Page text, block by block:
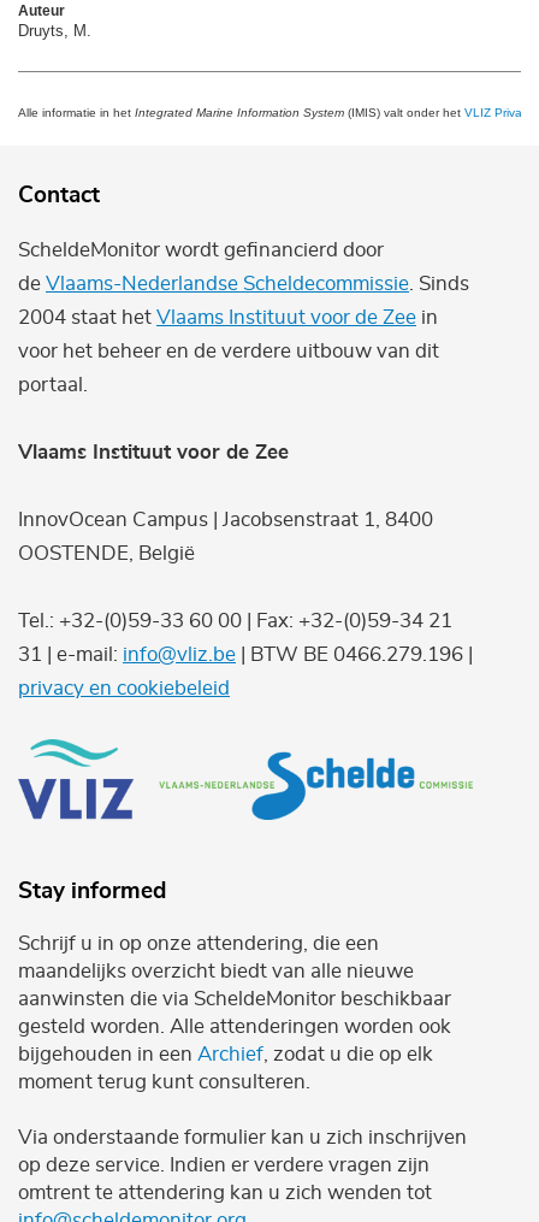
Auteur
Druyts, M.
Alle informatie in het Integrated Marine Information System (IMIS) valt onder het VLIZ Privacy
Contact
ScheldeMonitor wordt gefinancierd door
de Vlaams-Nederlandse Scheldecommissie . Sinds
2004 staat het Vlaams Instituut voor de Zee in
voor het beheer en de verdere uitbouw van dit
portaal.
Vlaams Instituut voor de Zee
InnovOcean Campus | Jacobsenstraat 1, 8400
OOSTENDE, België
Tel.: +32-(0)59-33 60 00 | Fax: +32-(0)59-34 21
31 | e-mail: info@vliz.be | BTW BE 0466.279.196 |
privacy en cookiebeleid
Stay informed
Schrijf u in op onze attendering, die een
maandelijks overzicht biedt van alle nieuwe
aanwinsten die via ScheldeMonitor beschikbaar
gesteld worden. Alle attenderingen worden ook
bijgehouden in een Archief , zodat u die op elk
moment terug kunt consulteren.
Via onderstaande formulier kan u zich inschrijven
op deze service. Indien er verdere vragen zijn
omtrent te attendering kan u zich wenden tot